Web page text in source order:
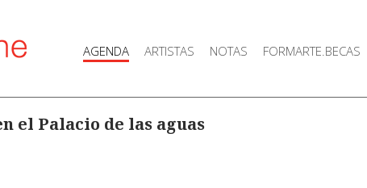
AGENDA ARTISTAS NOTAS FORMARTE.BECAS
el Palacio de las aguas